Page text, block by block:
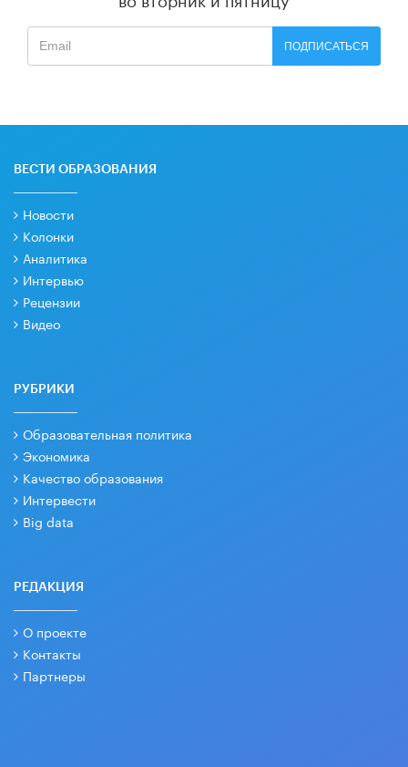
ПОДПИСАТЬСЯ
ВЕСТИ ОБРАЗОВАНИЯ
Новости
Колонки
Аналитика
Интервью
Рецензии
Видео
РУБРИКИ
Образовательная политика
Экономика
Качество образования
Интервести
Big data
РЕДАКЦИЯ
О проекте
Контакты
Партнеры